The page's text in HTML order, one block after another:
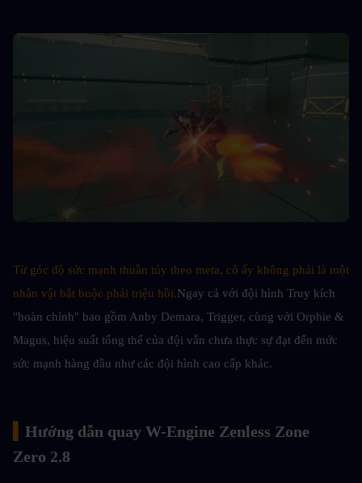
Từ góc độ sức mạnh thuần túy theo meta, cô ấy không phải là một
nhân vật bắt buộc phải triệu hồi.Ngay cả với đội hình Truy kích
"hoàn chỉnh" bao gồm Anby Demara, Trigger, cùng với Orphie &
Magus, hiệu suất tổng thể của đội vẫn chưa thực sự đạt đến mức
sức mạnh hàng đầu như các đội hình cao cấp khác.
Hướng dẫn quay W-Engine Zenless Zone
Zero 2.8